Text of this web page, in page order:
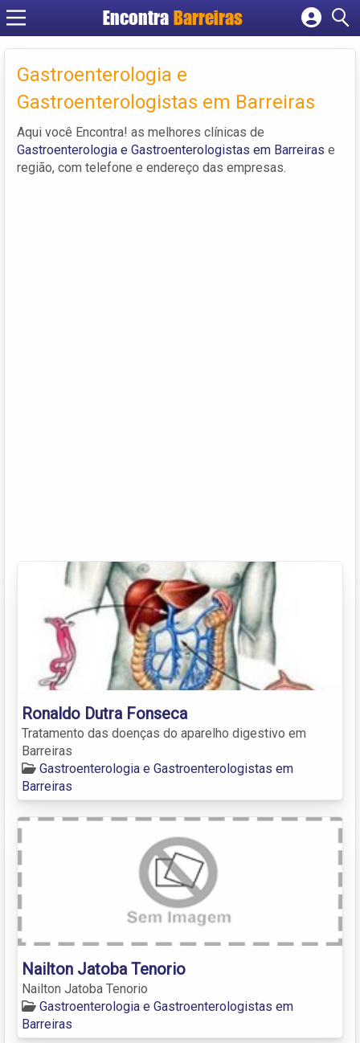
EncontraBarreiras
Cadastrar empresa
Criar conta
Gastroenterologia e
Gastroenterologistas em Barreiras
Aqui você Encontra! as melhores clínicas de
Gastroenterologia e Gastroenterologistas em Barreiras e
região, com telefone e endereço das empresas.
Ronaldo Dutra Fonseca
Tratamento das doenças do aparelho digestivo em
Barreiras
Gastroenterologia e Gastroenterologistas em
Barreiras
Nailton Jatoba Tenorio
Nailton Jatoba Tenorio
Gastroenterologia e Gastroenterologistas em
Barreiras